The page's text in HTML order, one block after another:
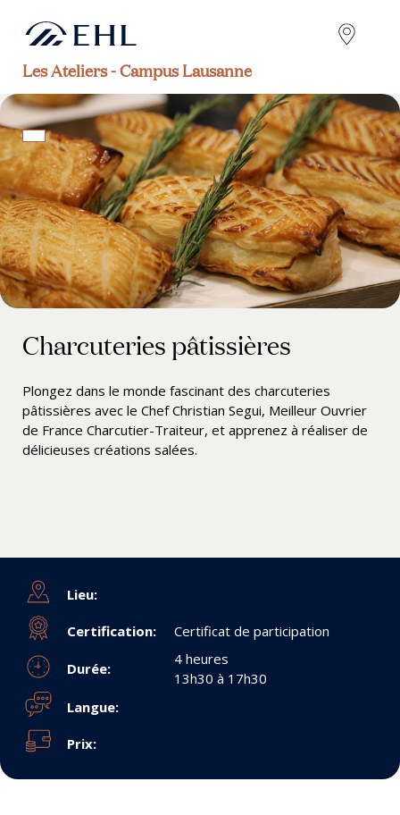
Les Ateliers - Campus Lausanne
Charcuteries pâtissières
Plongez dans le monde fascinant des charcuteries
pâtissières avec le Chef Christian Segui, Meilleur Ouvrier
de France Charcutier-Traiteur, et apprenez à réaliser de
délicieuses créations salées.
Lieu:
Certification: Certificat de participation
Durée:
4 heures
13h30 à 17h30
Langue:
Prix: